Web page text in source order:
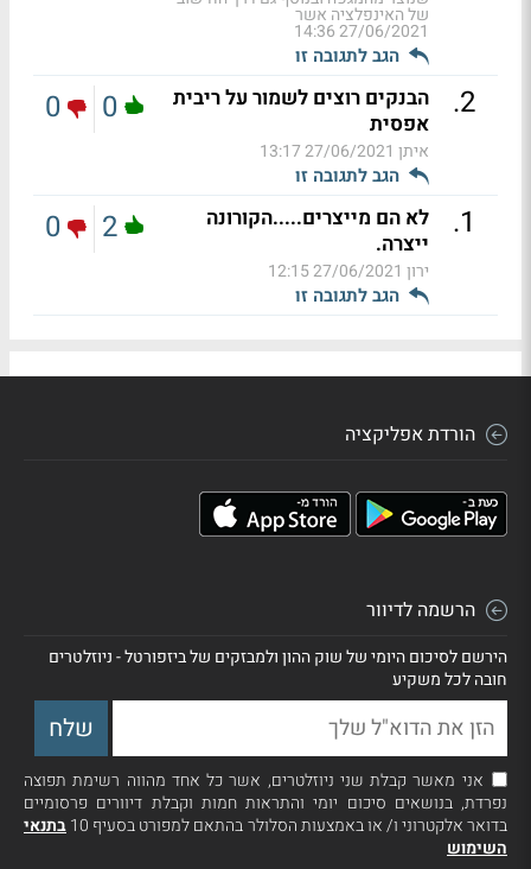
של האינפלציה אשר
27/06/2021 14:36
הגב לתגובה זו
2
.
הבנקים רוצים לשמור על ריבית
אפסית
איתן 27/06/2021 13:17
הגב לתגובה זו
0
0
1
.
לא הם מייצרים.....הקורונה
ייצרה.
ירון 27/06/2021 12:15
הגב לתגובה זו
2
0
הורדת אפליקציה
הרשמה לדיוור
הירשם לסיכום היומי של שוק ההון ולמבזקים של ביזפורטל - ניוזלטרים
חובה לכל משקיע
אני מאשר קבלת שני ניוזלטרים, אשר כל אחד מהווה רשימת תפוצה
נפרדת, בנושאים סיכום יומי והתראות חמות וקבלת דיוורים פרסומיים
בדואר אלקטרוני ו/ או באמצעות הסלולר בהתאם למפורט בסעיף 10
בתנאי
השימוש